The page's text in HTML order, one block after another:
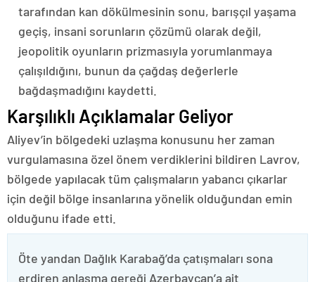
tarafından kan dökülmesinin sonu, barışçıl yaşama
geçiş, insani sorunların çözümü olarak değil,
jeopolitik oyunların prizmasıyla yorumlanmaya
çalışıldığını, bunun da çağdaş değerlerle
bağdaşmadığını kaydetti.
Karşılıklı Açıklamalar Geliyor
Aliyev’in bölgedeki uzlaşma konusunu her zaman
vurgulamasına özel önem verdiklerini bildiren Lavrov,
bölgede yapılacak tüm çalışmaların yabancı çıkarlar
için değil bölge insanlarına yönelik olduğundan emin
olduğunu ifade etti.
Öte yandan Dağlık Karabağ’da çatışmaları sona
erdiren anlaşma gereği Azerbaycan’a ait